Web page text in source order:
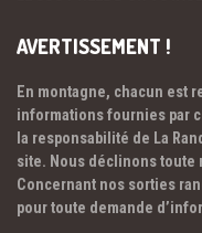
AVERTISSEMENT !
En montagne, chacun est
informations fournies par
la responsabilité de La
site. Nous déclinons toute
Concernant nos sorties
pour toute demande